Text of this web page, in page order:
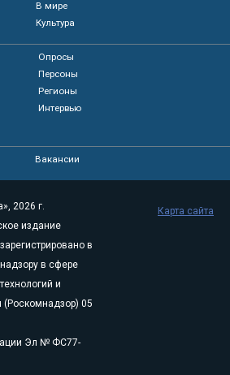
В мире
Культура
Опросы
Персоны
Регионы
Интервью
Вакансии
2026 г.
издание
в
в сфере
и
05
Эл № ФС77-
Карта сайта